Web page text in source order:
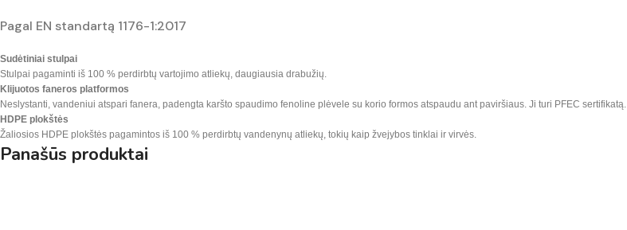
Pagal EN standartą 1176-1:2017
Sudėtiniai stulpai
Stulpai pagaminti iš 100 % perdirbtų vartojimo atliekų, daugiausia drabužių.
Klijuotos faneros platformos
Neslystanti, vandeniui atspari fanera, padengta karšto spaudimo fenoline plėvele su korio formos atspaudu ant paviršiaus. Ji turi PFEC sertifikatą.
HDPE plokštės
Žaliosios HDPE plokštės pagamintos iš 100 % perdirbtų vandenynų atliekų, tokių kaip žvejybos tinklai ir virvės.
Panašūs produktai